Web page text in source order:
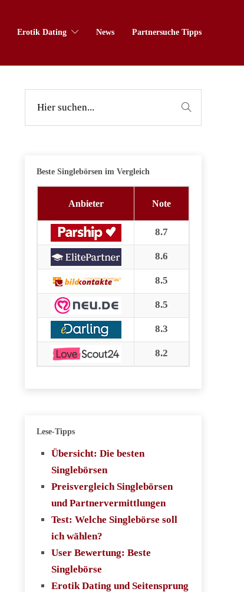
Erotik Dating News Partnersuche Tipps
Beste Singlebörsen im Vergleich
Anbieter Note
8.7
8.6
8.5
8.5
8.3
8.2
Lese-Tipps
Übersicht: Die besten
Singlebörsen
Preisvergleich Singlebörsen
und Partnervermittlungen
Test: Welche Singlebörse soll
ich wählen?
User Bewertung: Beste
Singlebörse
Erotik Dating und Seitensprung